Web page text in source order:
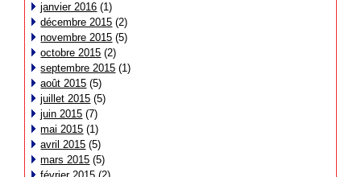
janvier 2016 (1)
décembre 2015 (2)
novembre 2015 (5)
octobre 2015 (2)
septembre 2015 (1)
août 2015 (5)
juillet 2015 (5)
juin 2015 (7)
mai 2015 (1)
avril 2015 (5)
mars 2015 (5)